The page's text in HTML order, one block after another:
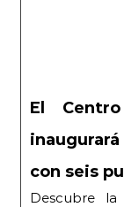
El
con seis
Descubre